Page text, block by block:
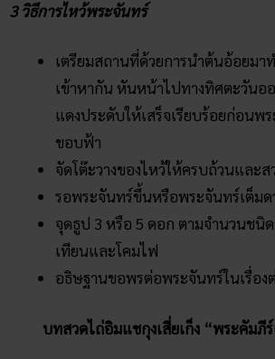
ลำดับที่ 7อาหารเจ
อาหารคาว
ลำดับที่ 9 ผลไม้
ลำดับที่ 10กระดาษไหว้ต่างๆ
3 วิธีการไหว้พระจันทร์
เตรียมสถานที่ด้วยการนำต้นอ้อยมาท
เข้าหากัน หันหน้าไปทางทิศตะวันอ
แดงประดับให้เสร็จเรียบร้อยก่อนพร
ขอบฟ้า
รอพระจันทร์ขึ้นหรือพระจันทร์เต็มดว